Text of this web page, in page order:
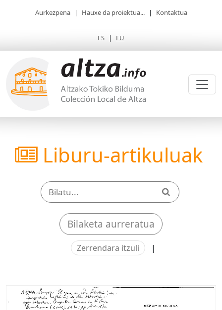
Aurkezpena | Hauxe da proiektua... | Kontaktua
ES | EU
Liburu-artikuluak
Bilaketa aurreratua
Zerrendara itzuli |